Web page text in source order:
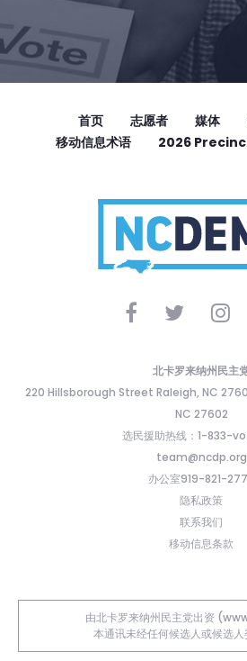
首页 志愿者 媒体
移动信息术语
2026
北卡罗来纳州民主
220 Hillsborough Street Raleigh, NC
NC 27602
选民援助热线：1-833-
team@ncdp.org
办公室919-821-
隐私政策
联系我们
移动信息条款
由北卡罗来纳州民主党出资
本通讯未经任何候选人或候选人